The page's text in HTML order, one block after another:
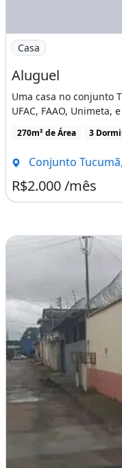
Imagem: Aluguel
Casa
Aluguel
Uma casa no conjunto
UFAC, FAAO, Unimeta,
270m² de Área 3
Conjunto
R$2.000 /mês